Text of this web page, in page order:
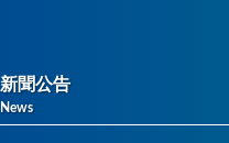
新聞公告
News